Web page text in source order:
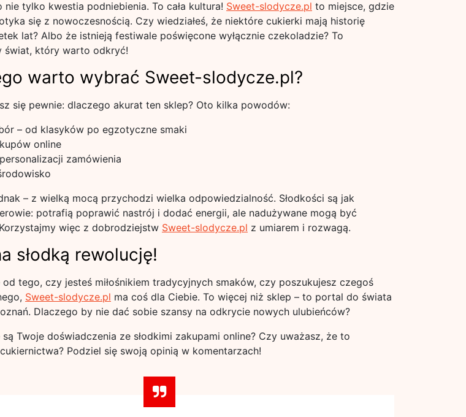
nie tylko kwestia podniebienia. To cała kultura! Sweet-slodycze.pl to miejsce, gdzie
się z nowoczesnością. Czy wiedziałeś, że niektóre cukierki mają historię
lat? Albo że istnieją festiwale poświęcone wyłącznie czekoladzie? To
świat, który warto odkryć!
warto wybrać Sweet-slodycze.pl?
się pewnie: dlaczego akurat ten sklep? Oto kilka powodów:
– od klasyków po egzotyczne smaki
online
zamówienia
– z wielką mocą przychodzi wielka odpowiedzialność. Słodkości są jak
potrafią poprawić nastrój i dodać energii, ale nadużywane mogą być
więc z dobrodziejstw Sweet-slodycze.pl z umiarem i rozwagą.
słodką rewolucję!
od tego, czy jesteś miłośnikiem tradycyjnych smaków, czy poszukujesz czegoś
Sweet-slodycze.pl ma coś dla Ciebie. To więcej niż sklep – to portal do świata
Dlaczego by nie dać sobie szansy na odkrycie nowych ulubieńców?
są Twoje doświadczenia ze słodkimi zakupami online? Czy uważasz, że to
Podziel się swoją opinią w komentarzach!